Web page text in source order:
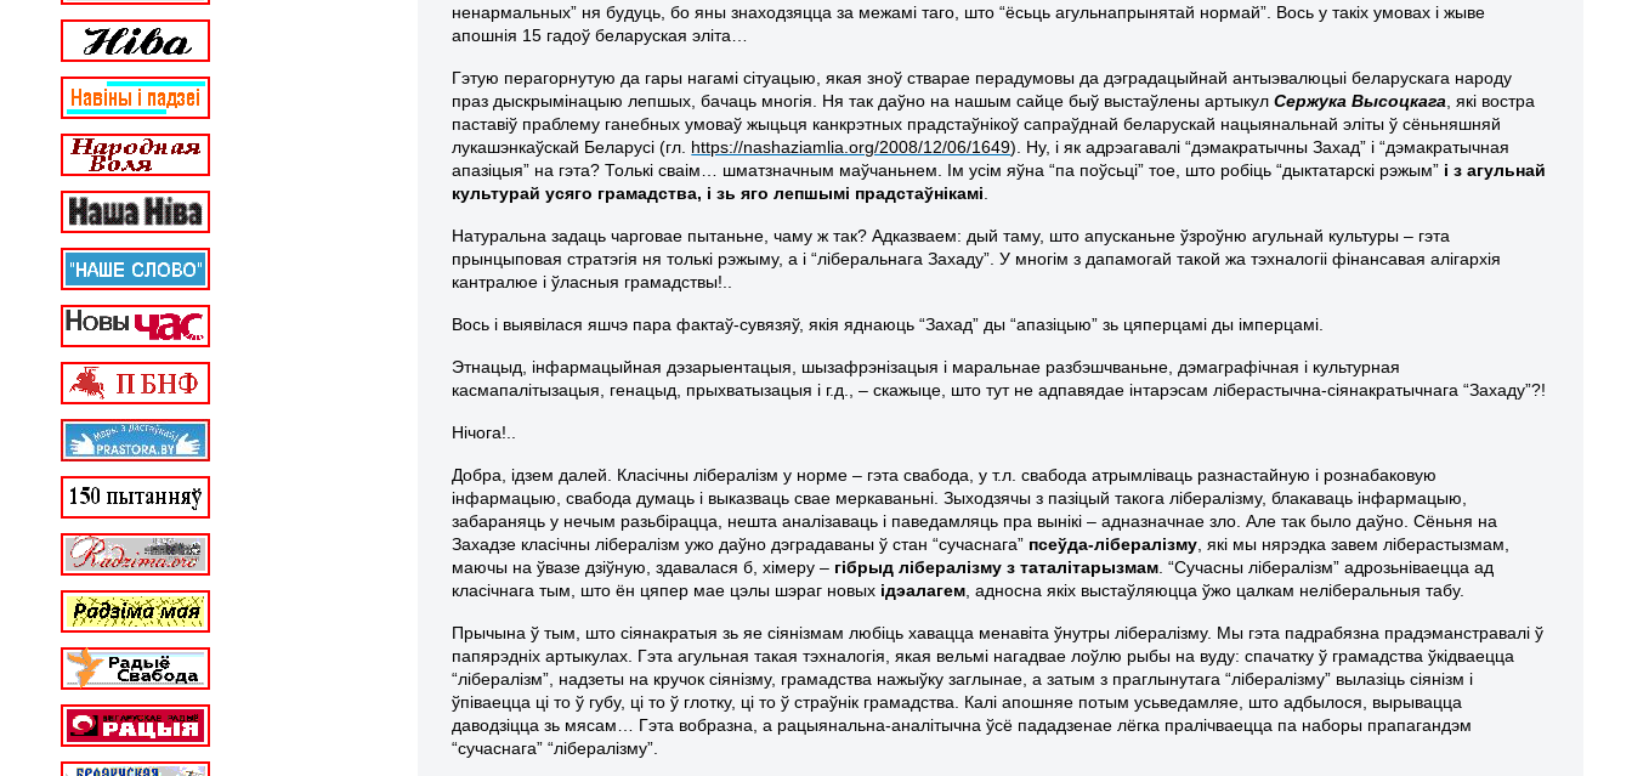
ненармальных” ня будуць, бо яны знаходзяцца за межамі таго, што “ёсьць агульнапрынятай нормай”. Вось у такіх умовах і жыве
апошнія 15 гадоў беларуская эліта…
Гэтую перагорнутую да гары нагамі сітуацыю, якая зноў стварае перадумовы да дэградацыйнай антыэвалюцыі беларускага народу
праз дыскрымінацыю лепшых, бачаць многія. Ня так даўно на нашым сайце быў выстаўлены артыкулСержука Высоцкага , які востра
паставіў праблему ганебных умоваў жыцьця канкрэтных прадстаўнікоў сапраўднай беларускай нацыянальнай эліты ў сёньняшняй
лукашэнкаўскай Беларусі (гл. https://nashaziamlia.org/2008/12/06/1649). Ну, і як адрэагавалі “дэмакратычны Захад” і “дэмакратычная
апазіцыя” на гэта? Толькі сваім… шматзначным маўчаньнем. Ім усім яўна “па поўсьці” тое, што робіць “дыктатарскі рэжым” і з агульнай
культурай усяго грамадства, і зь яго лепшымі прадстаўнікамі
Натуральна задаць чарговае пытаньне, чаму ж так? Адказваем: дый таму, што апусканьне ўзроўню агульнай культуры – гэта
прынцыповая стратэгія ня толькі рэжыму, а і “ліберальнага Захаду”. У многім з дапамогай такой жа тэхналогіі фінансавая алігархія
кантралюе і ўласныя грамадствы!..
Вось і выявілася яшчэ пара фактаў-сувязяў, якія яднаюць “Захад” ды “апазіцыю” зь цяперцамі ды імперцамі.
Этнацыд, інфармацыйная дэзарыентацыя, шызафрэнізацыя і маральнае разбэшчваньне, дэмаграфічная і культурная
касмапалітызацыя, генацыд, прыхватызацыя і г.д., – скажыце, што тут не адпавядае інтарэсам ліберастычна-сіянакратычнага “Захаду”?!
Нічога!..
Добра, ідзем далей. Класічны лібералізм у норме – гэта свабода, у т.л. свабода атрымліваць разнастайную і рознабаковую
інфармацыю, свабода думаць і выказваць свае меркаваньні. Зыходзячы з пазіцый такога лібералізму, блакаваць інфармацыю,
забараняць у нечым разьбірацца, нешта аналізаваць і паведамляць пра вынікі – адназначнае зло. Але так было даўно. Сёньня на
Захадзе класічны лібералізм ужо даўно дэградаваны ў стан “сучаснага” псеўда-лібералізму , які мы нярэдка завем ліберастызмам,
маючы на ўвазе дзіўную, здавалася б, хімеру – гібрыд лібералізму з таталітарызмам “Сучасны лібералізм” адрозьніваецца ад
класічнага тым, што ён цяпер мае цэлы шэраг новых ідэалагем , адносна якіх выстаўляюцца ўжо цалкам неліберальныя табу.
Прычына ў тым, што сіянакратыя зь яе сіянізмам любіць хавацца менавіта ўнутры лібералізму. Мы гэта падрабязна прадэманстравалі ў
папярэдніх артыкулах. Гэта агульная такая тэхналогія, якая вельмі нагадвае лоўлю рыбы на вуду: спачатку ў грамадства ўкідваецца
“лібералізм”, надзеты на кручок сіянізму, грамадства нажыўку заглынае, а затым з праглынутага “лібералізму” вылазіць сіянізм і
ўпіваецца ці то ў губу, ці то ў глотку, ці то ў страўнік грамадства. Калі апошняе потым усьведамляе, што адбылося, вырывацца
даводзіцца зь мясам… Гэта вобразна, а рацыянальна-аналітычна ўсё пададзенае лёгка пралічваецца па наборы прапагандэм
“сучаснага” “лібералізму”.